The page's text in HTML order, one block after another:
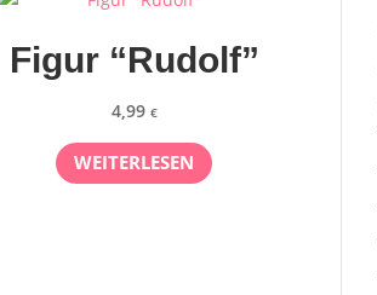
Figur “Rudolf”
4,99 €
WEITERLESEN